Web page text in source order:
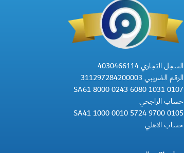
السجل التجاري 4030466114
الرقم الضريبي 311297284200003
SA61 8000 0243 6080 1031 0107
حساب الراجحي
SA41 1000 0010 5724 9700 0105
حساب الاهلي